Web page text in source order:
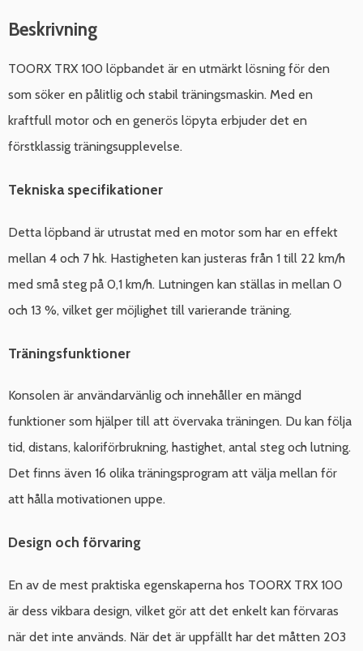
Beskrivning
TOORX TRX 100 löpbandet är en utmärkt lösning för den
som söker en pålitlig och stabil träningsmaskin. Med en
kraftfull motor och en generös löpyta erbjuder det en
förstklassig träningsupplevelse.
Tekniska specifikationer
Detta löpband är utrustat med en motor som har en effekt
mellan 4 och 7 hk. Hastigheten kan justeras från 1 till 22 km/h
med små steg på 0,1 km/h. Lutningen kan ställas in mellan 0
och 13 %, vilket ger möjlighet till varierande träning.
Träningsfunktioner
Konsolen är användarvänlig och innehåller en mängd
funktioner som hjälper till att övervaka träningen. Du kan följa
tid, distans, kaloriförbrukning, hastighet, antal steg och lutning.
Det finns även 16 olika träningsprogram att välja mellan för
att hålla motivationen uppe.
Design och förvaring
En av de mest praktiska egenskaperna hos TOORX TRX 100
är dess vikbara design, vilket gör att det enkelt kan förvaras
när det inte används. När det är uppfällt har det måtten 203